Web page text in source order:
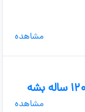
مشاهده
مشاهده